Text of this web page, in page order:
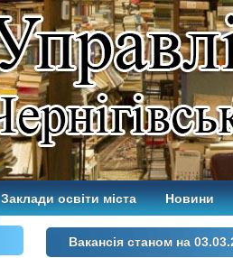
Заклади освіти міста Новини
Вакансія станом на